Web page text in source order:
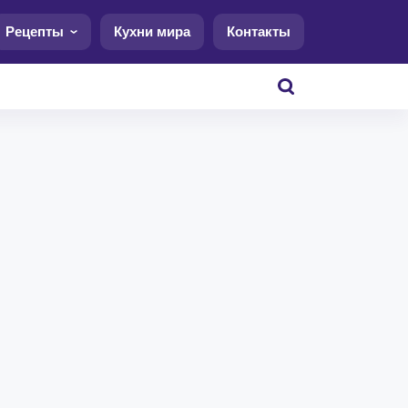
Рецепты Кухни мира Контакты